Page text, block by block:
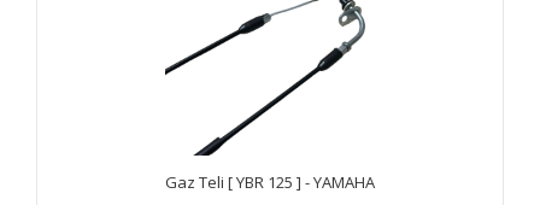
Gaz Teli [ YBR 125 ] - YAMAHA